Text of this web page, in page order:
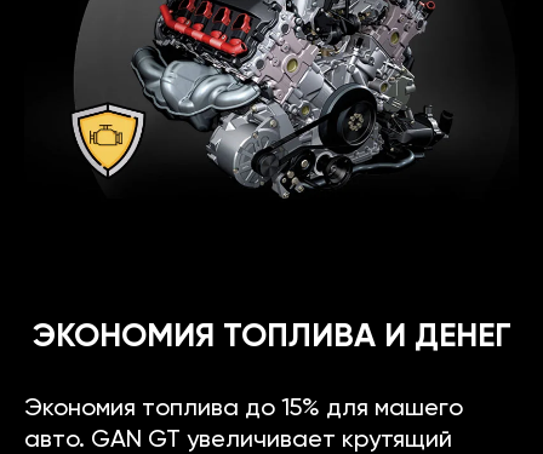
ЭКОНОМИЯ ТОПЛИВА И ДЕНЕГ
Экономия топлива до 15% для машего
авто. GAN GT увеличивает крутящий